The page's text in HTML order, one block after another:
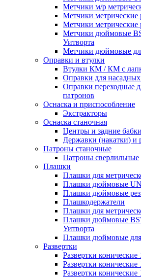
Метчики м/р
Метчики метрические
Метчики метрические
Метчики дюймовые
Уитворта
Метчики дюймовые
Оправки и втулки
Втулки КМ / КМ с
Оправки для насадных
Оправки переходные
патронов
Оснаска и приспособление
Экстракторы
Оснаска станочная
Центры и задние бабки
Державки (накатки) и
Патроны станочные
Патроны сверлильные
Плашки
Плашки для
Плашки дюймовые
Плашки дюймовые
Плашкодержатели
Плашки для
Плашки дюймовые
Уитворта
Плашки дюймовые для
Развертки
Развертки конические
Развертки конические
Развертки конические